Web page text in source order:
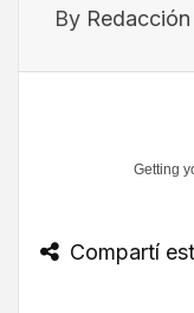
By
Getting
Compartí